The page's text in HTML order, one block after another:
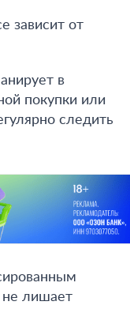
зависит от
в
покупки или
следить
не лишает